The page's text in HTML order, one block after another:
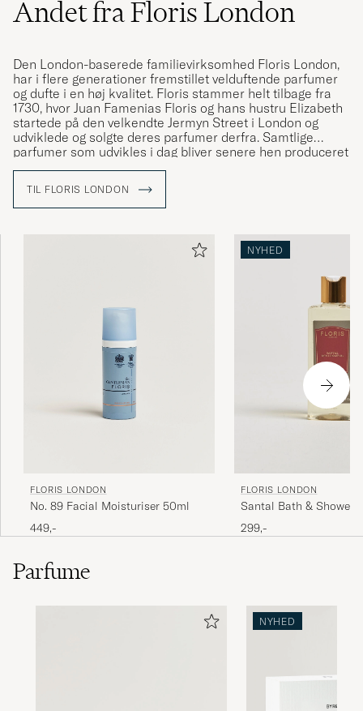
Andet fra Floris London
Den London-baserede familievirksomhed Floris London,
har i flere generationer fremstillet velduftende parfumer
og dufte i en høj kvalitet. Floris stammer helt tilbage fra
1730, hvor Juan Famenias Floris og hans hustru Elizabeth
startede på den velkendte Jermyn Street i London og
udviklede og solgte deres parfumer derfra. Samtlige
parfumer som udvikles i dag bliver senere hen produceret
fra deres fabrik i Devon, England. I dag drives Floris af
Floris altid at følge med tiden og
parfumer er derfor stadig lige så høj, som den altid har
TIL FLORIS LONDON
FLORIS LONDON
No. 89 Facial Moisturiser 50ml
449,-
NYHED
FLORIS LONDON
Santal Bath & Shower
299,-
Parfume
NYHED